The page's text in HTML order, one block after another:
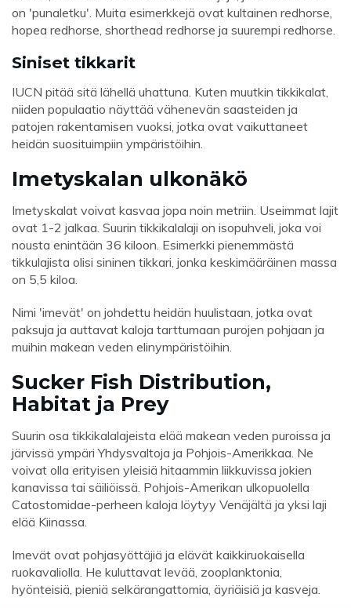
on 'punaletku'. Muita esimerkkejä ovat kultainen redhorse,
hopea redhorse, shorthead redhorse ja suurempi redhorse.
Siniset tikkarit
IUCN pitää sitä lähellä uhattuna. Kuten muutkin tikkikalat,
niiden populaatio näyttää vähenevän saasteiden ja
patojen rakentamisen vuoksi, jotka ovat vaikuttaneet
heidän suosituimpiin ympäristöihin.
Imetyskalan ulkonäkö
Imetyskalat voivat kasvaa jopa noin metriin. Useimmat lajit
ovat 1-2 jalkaa. Suurin tikkikalalaji on isopuhveli, joka voi
nousta enintään 36 kiloon. Esimerkki pienemmästä
tikkulajista olisi sininen tikkari, jonka keskimääräinen massa
on 5,5 kiloa.
Nimi 'imevät' on johdettu heidän huulistaan, jotka ovat
paksuja ja auttavat kaloja tarttumaan purojen pohjaan ja
muihin makean veden elinympäristöihin.
Sucker Fish Distribution,
Habitat ja Prey
Suurin osa tikkikalalajeista elää makean veden puroissa ja
järvissä ympäri Yhdysvaltoja ja Pohjois-Amerikkaa. Ne
voivat olla erityisen yleisiä hitaammin liikkuvissa jokien
kanavissa tai säiliöissä. Pohjois-Amerikan ulkopuolella
Catostomidae-perheen kaloja löytyy Venäjältä ja yksi laji
elää Kiinassa.
Imevät ovat pohjasyöttäjiä ja elävät kaikkiruokaisella
ruokavaliolla. He kuluttavat levää, zooplanktonia,
hyönteisiä, pieniä selkärangattomia, äyriäisiä ja kasveja.